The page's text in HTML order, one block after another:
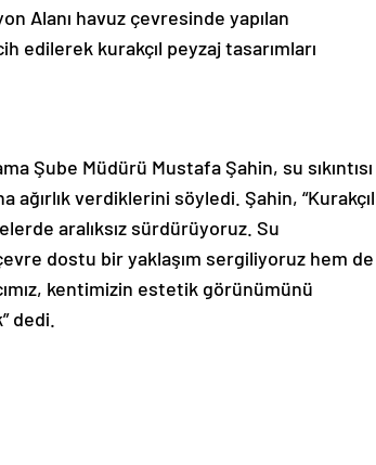
Alanı havuz çevresinde yapılan
edilerek kurakçıl peyzaj tasarımları
Şube Müdürü Mustafa Şahin, su sıkıntısı
ağırlık verdiklerini söyledi. Şahin, “Kurakçıl
aralıksız sürdürüyoruz. Su
dostu bir yaklaşım sergiliyoruz hem de
kentimizin estetik görünümünü
dedi.